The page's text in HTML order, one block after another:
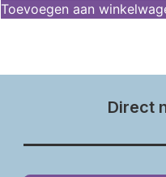
Toevoegen aan
Direct